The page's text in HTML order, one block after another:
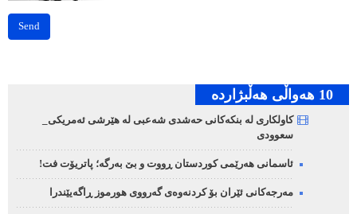
Send
10 هه‌واڵی هه‌ڵبژارده‌
کاولکاری لە بنکەکانی حەشدی شەعبی لە هێرشی ئەمریکی_
سعوودی
ئاسمانی هەرێمی کوردستان ڕووت و بێ بەرگە؛ پاتریۆت فت!
مەرجەکانی ئێران بۆ کردنەوەی گەرووی هورموز ڕاگەیێندرا